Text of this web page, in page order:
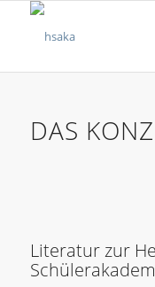
DAS
Literatur zur